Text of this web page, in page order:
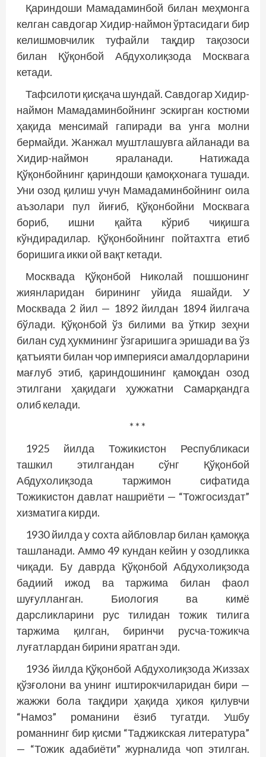
Қариндоши Мамадаминбой билан меҳмонга
келган савдогар Хидир-наймон ўртасидаги бир
келишмовчилик туфайли тақдир тақозоси
билан Қўқонбой Абдухолиқзода Москвага
кетади.
Тафсилоти қисқача шундай. Савдогар Хидир-
наймон Мамадаминбойнинг эскирган костюми
ҳақида менсимай гапиради ва унга молни
бермайди. Жанжал муштлашувга айланади ва
Хидир-наймон яраланади. Натижада
Қўқонбойнинг қариндоши қамоқхонага тушади.
Уни озод қилиш учун Мамадаминбойнинг оила
аъзолари пул йиғиб, Қўқонбойни Москвага
бориб, ишни қайта кўриб чиқишга
кўндирадилар. Қўқонбойнинг пойтахтга етиб
боришига икки ой вақт кетади.
Москвада Қўқонбой Николай пошшонинг
жиянларидан бирининг уйида яшайди. У
Москвада 2 йил — 1892 йилдан 1894 йилгача
бўлади. Қўқонбой ўз билими ва ўткир зеҳни
билан суд ҳукмининг ўзгаришига эришади ва ўз
қатъияти билан чор империяси амалдорларини
мағлуб этиб, қариндошининг қамоқдан озод
этилгани ҳақидаги ҳужжатни Самарқандга
олиб келади.
* * *
1925 йилда Тожикистон Республикаси
ташкил этилгандан сўнг Қўқонбой
Абдухолиқзода таржимон сифатида
Тожикистон давлат нашриёти — “Тожгосиздат”
хизматига кирди.
1930 йилда у сохта айбловлар билан қамоққа
ташланади. Аммо 49 кундан кейин у озодликка
чиқади. Бу давр­­да Қўқонбой Абдухолиқзода
бадиий ижод ва таржима билан фаол
шуғулланган. Биология ва кимё
дарсликларини рус тилидан тожик тилига
таржима қилган, биринчи русча-тожикча
луғатлардан бирини яратган эди.
1936 йилда Қўқонбой Абдухолиқзода Жиззах
қўзғолони ва унинг иштирокчиларидан бири —
жажжи бола тақдири ҳақида ҳикоя қилувчи
“Намоз” романини ёзиб тугатди. Ушбу
романнинг бир қисми “Таджикская литература”
— “Тожик адабиёти” журналида чоп этилган.